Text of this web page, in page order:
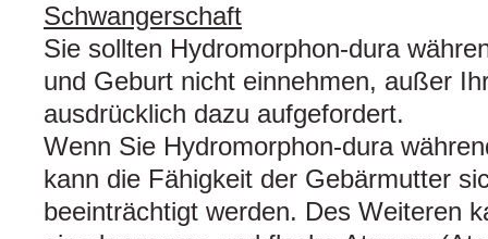
Schwangerschaft
Sie sollten Hydromorphon-dura
und Geburt nicht einnehmen, außer
ausdrücklich dazu aufgefordert.
Wenn Sie Hydromorphon-dura
kann die Fähigkeit der Gebärmutter
beeinträchtigt werden. Des Weiteren